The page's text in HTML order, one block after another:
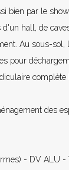
bien par le
hall, de
Au sous-
pour
complète
des
- DV ALU